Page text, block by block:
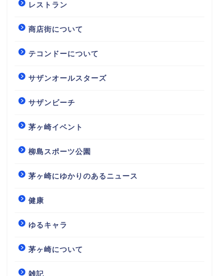
レストラン
商店街について
テコンドーについて
サザンオールスターズ
サザンビーチ
茅ヶ崎イベント
柳島スポーツ公園
茅ヶ崎にゆかりのあるニュース
健康
ゆるキャラ
茅ヶ崎について
雑記